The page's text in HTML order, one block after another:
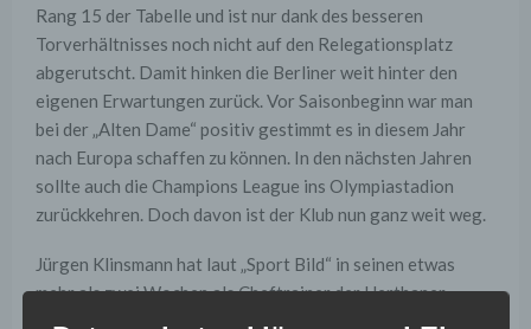
Rang 15 der Tabelle und ist nur dank des besseren
Torverhältnisses noch nicht auf den Relegationsplatz
abgerutscht. Damit hinken die Berliner weit hinter den
eigenen Erwartungen zurück. Vor Saisonbeginn war man
bei der „Alten Dame“ positiv gestimmt es in diesem Jahr
nach Europa schaffen zu können. In den nächsten Jahren
sollte auch die Champions League ins Olympiastadion
zurückkehren. Doch davon ist der Klub nun ganz weit weg.
Jürgen Klinsmann hat laut „Sport Bild“ in seinen etwas
mehr als zwei Wochen als Cheftrainer der Herthaner